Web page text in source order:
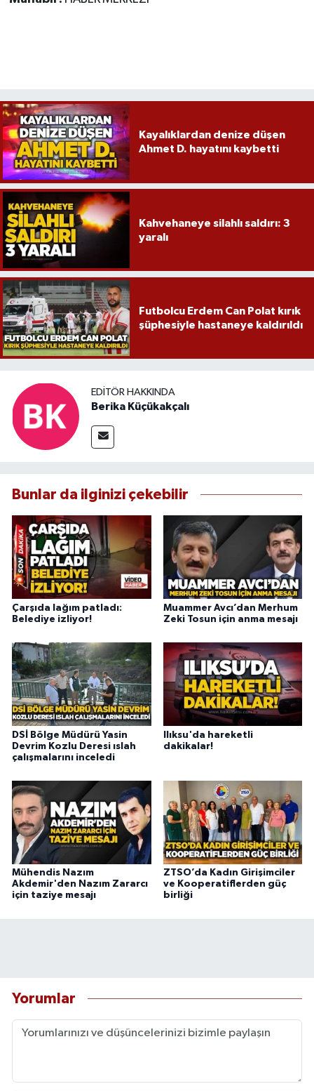
Kayalıklardan denize düşen
Ahmet D. hayatını kaybetti
Kahvehaneye silahlı saldırı: 3
yaralı
Futbolcu Erdem Can Polat kırık
şüphesiyle hastaneye kaldırıldı
EDITÖR HAKKINDA
Berika Küçükakçalı
Bunlar da ilginizi çekebilir
Çarşıda lağım patladı:
Belediye izliyor!
Muammer Avcı’dan Merhum
Zeki Tosun için anma mesajı
DSİ Bölge Müdürü Yasin
Devrim Kozlu Deresi ıslah
çalışmalarını inceledi
Ilıksu'da hareketli
dakikalar!
Mühendis Nazım
Akdemir'den Nazım Zararcı
için taziye mesajı
ZTSO’da Kadın Girişimciler
ve Kooperatiflerden güç
birliği
Yorumlar